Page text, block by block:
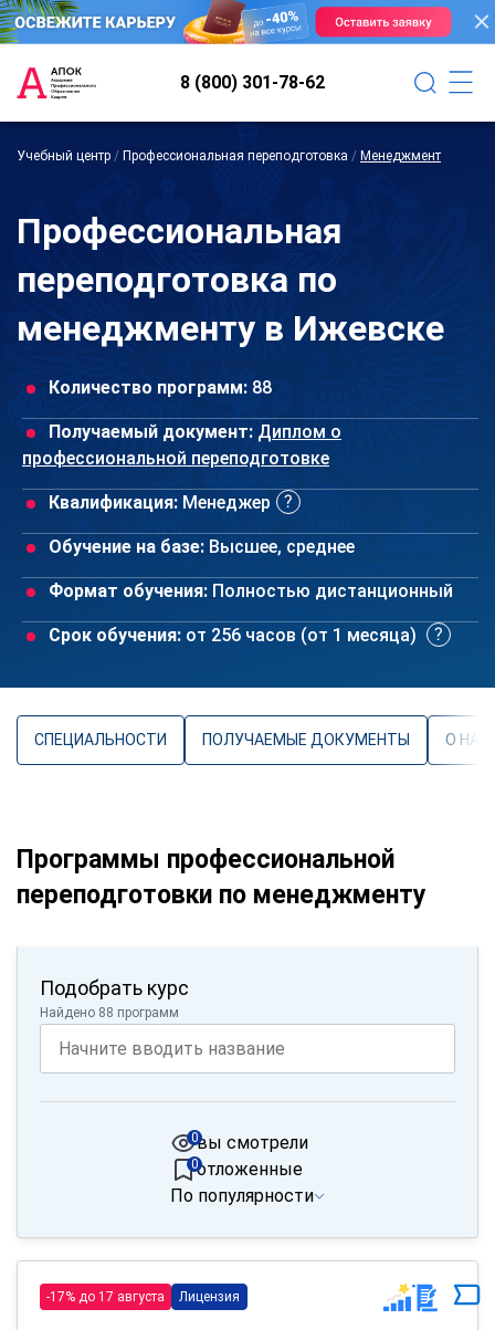
8 (800) 301-78-62
Учебный центр / Профессиональная переподготовка / Менеджмент
Профессиональная
переподготовка по
менеджменту в Ижевске
Количество программ: 88
Получаемый документ: Диплом о
профессиональной переподготовке
Квалификация: Менеджер
Обучение на базе: Высшее, среднее
Формат обучения: Полностью дистанционный
Срок обучения: от 256 часов (от 1 месяца)
СПЕЦИАЛЬНОСТИ ПОЛУЧАЕМЫЕ ДОКУМЕНТЫ О
Программы профессиональной
переподготовки по менеджменту
Подобрать курс
Найдено 88 программ
вы смотрели
0
отложенные
0
По популярности
-17% до 17 августа Лицензия